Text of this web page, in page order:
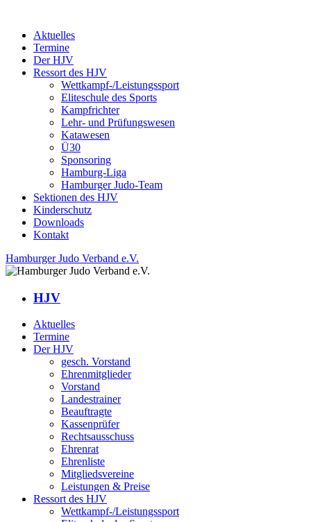
Aktuelles
Termine
Der HJV
Ressort des HJV
Wettkampf-/Leistungssport
Eliteschule des Sports
Kampfrichter
Lehr- und Prüfungswesen
Katawesen
Ü30
Sponsoring
Hamburg-Liga
Hamburger Judo-Team
Sektionen des HJV
Kinderschutz
Downloads
Kontakt
Hamburger Judo Verband e.V.
HJV
Aktuelles
Termine
Der HJV
gesch. Vorstand
Ehrenmitglieder
Vorstand
Landestrainer
Beauftragte
Kassenprüfer
Rechtsausschuss
Ehrenrat
Ehrenliste
Mitgliedsvereine
Leistungen & Preise
Ressort des HJV
Wettkampf-/Leistungssport